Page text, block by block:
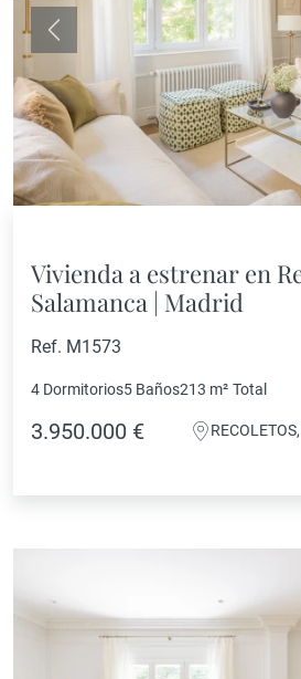
Anterior
Vivienda a estrenar en
Salamanca | Madrid
Ref. M1573
4 Dormitorios5 Baños213 m² Total
3.950.000 €